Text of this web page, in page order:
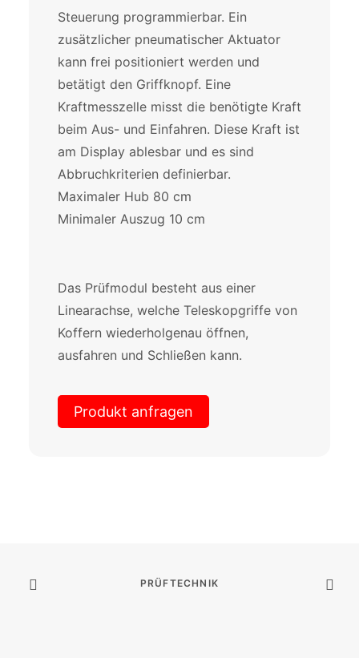
Steuerung programmierbar. Ein
zusätzlicher pneumatischer Aktuator
kann frei positioniert werden und
betätigt den Griffknopf. Eine
Kraftmesszelle misst die benötigte Kraft
beim Aus- und Einfahren. Diese Kraft ist
am Display ablesbar und es sind
Abbruchkriterien definierbar.
Maximaler Hub 80 cm
Minimaler Auszug 10 cm
Das Prüfmodul besteht aus einer
Linearachse, welche Teleskopgriffe von
Koffern wiederholgenau öffnen,
ausfahren und Schließen kann.
Produkt anfragen
PRÜFTECHNIK